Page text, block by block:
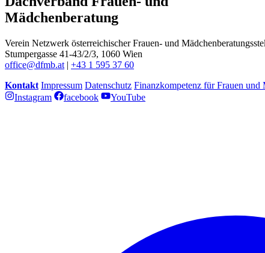
Mädchenberatung
Verein Netzwerk österreichischer Frauen- und
Stumpergasse 41-43/2/3, 1060 Wien
office@dfmb.at | +43 1 595 37 60
Kontakt Impressum Datenschutz Finanzkompetenz für Frauen und
Instagram
facebook YouTube